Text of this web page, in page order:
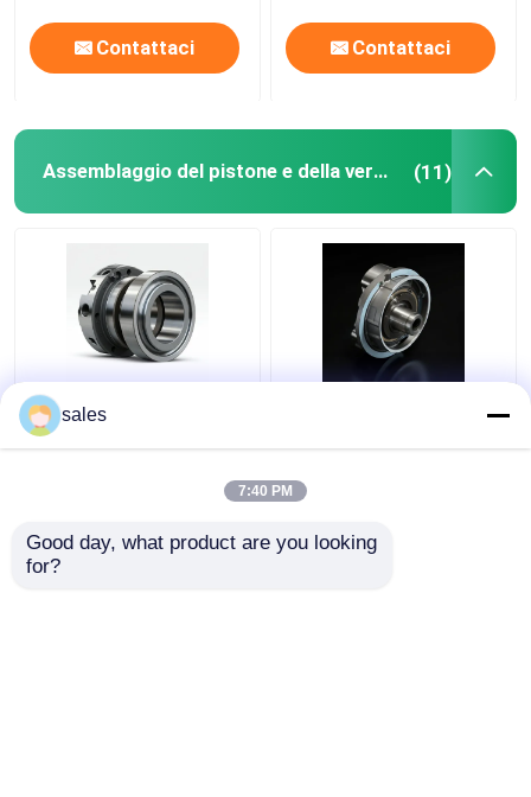
Contattaci Contattaci
Assemblaggio del pistone e della verga di collegamento (11)
4D29G31-04003
Secondo anello di
4D29G31-04100 Anello
potenza 4t
sales
7:40 PM
Good day, what product are you looking
for?